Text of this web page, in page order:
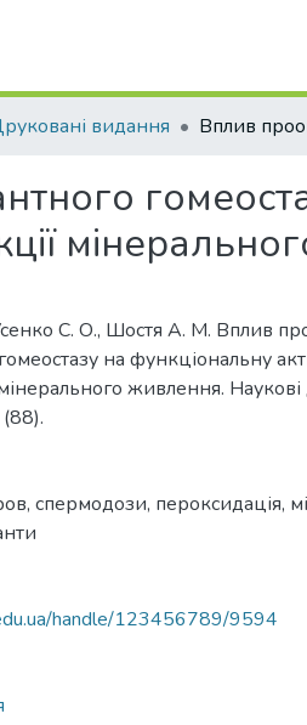
видання
С. О., Шостя А. М. Вплив
на функціональну
живлення.
, спермодози, пероксидація,
handle/123456789/9594